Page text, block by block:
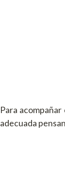
Para
adecuada